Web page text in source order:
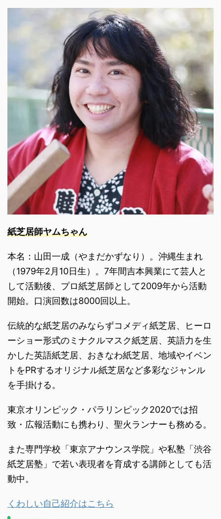
紙芝居師ヤムちゃん
本名：山田一成（やまだかずなり）。沖縄生まれ
（1979年2月10日生）。7年間吉本興業にて芸人と
して活動後、プロ紙芝居師として2009年から活動
開始。口演回数は8000回以上。
伝統的な紙芝居のみならずコメディ紙芝居、ヒーロ
ーショー形式のミナクルマスク紙芝居、英語力を生
かした英語紙芝居、おきなわ紙芝居、地域やイベン
トをPRするオリジナル紙芝居など多彩なジャンル
を手掛ける。
東京オリンピック・パラリンピック2020では招
致・広報活動にも携わり、聖火ランナーも務める。
また専門学校「東京アナウンス学院」や私塾「渋谷
紙芝居塾」で若い表現者を育成する講師としても活
動中。
くわしい自己紹介はこちら